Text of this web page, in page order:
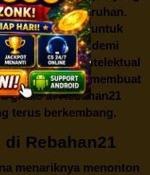
secara keseluruhan.
dalam upaya untuk
Rebahan21 demi
kekayaan intelektual
inilah yang membuat
gratis diRebahan21
terus berkembang.
Rebahan21
menariknya menonton